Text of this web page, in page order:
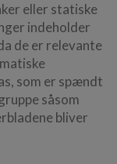
eller statiske
indeholder
de er relevante
som er spændt
såsom
bliver